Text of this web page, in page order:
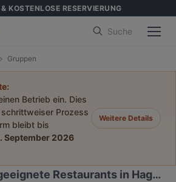
KOSTENLOSE RESERVIERUNG
Suche
Gruppen
Betrieb ein. Dies
Prozess
bleibt bis
September 2026
Weitere Details
Restaurants in Hagen